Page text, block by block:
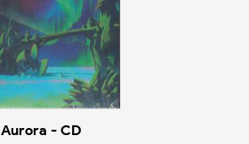
Aurora - CD